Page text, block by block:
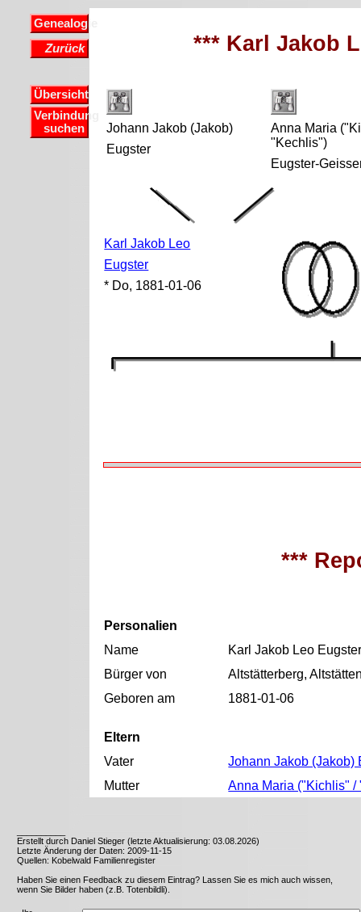
Genealogie
Zurück
Übersicht
Verbindung
suchen
*** Karl Jakob
Johann Jakob (Jakob)
Eugster
Anna Maria
"Kechlis")
Eugster-
Karl Jakob Leo
Eugster
* Do, 1881-01-06
***
Personalien
Name
Karl Jakob Leo
Bürger von
Altstätterberg,
Geboren am
1881-01-06
Eltern
Vater
Johann Jakob (Jakob)
Mutter
Anna Maria ("Kichlis"
Erstellt durch Daniel Stieger (letzte Aktualisierung: 03.08.2026)
Letzte Änderung der Daten: 2009-11-15
Quellen: Kobelwald Familienregister
Haben Sie einen Feedback zu diesem Eintrag? Lassen Sie es mich auch wissen,
wenn Sie Bilder haben (z.B. Totenbildli).